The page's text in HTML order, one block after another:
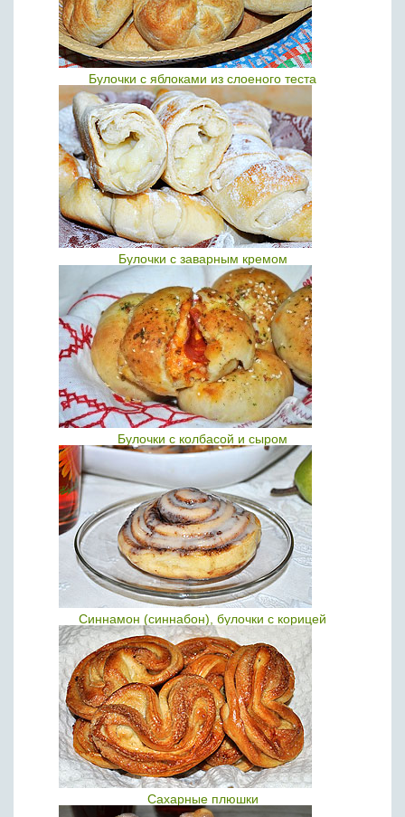
Булочки с яблоками из слоеного теста
Булочки с заварным кремом
Булочки с колбасой и сыром
Синнамон (синнабон), булочки с корицей
Сахарные плюшки